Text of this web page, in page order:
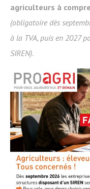
agriculteurs à
(obligatoire dès
à la TVA, puis en 2027
SIREN).